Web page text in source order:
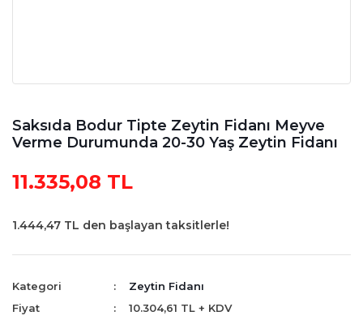
Saksıda Bodur Tipte Zeytin Fidanı Meyve
Verme Durumunda 20-30 Yaş Zeytin Fidanı
11.335,08 TL
1.444,47 TL den başlayan taksitlerle!
Kategori
Zeytin Fidanı
Fiyat
10.304,61 TL + KDV